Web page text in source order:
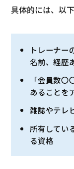
具体的には、以
トレーナー
名前、経歴
「会員数
あることを
雑誌やテレ
所有してい
る資格